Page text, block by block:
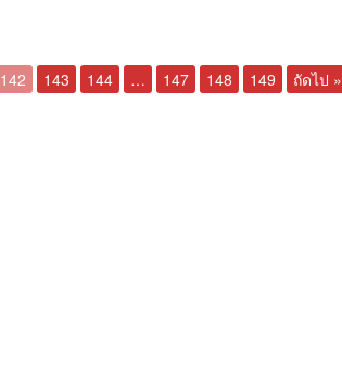
142 143 144 … 147 148 149 ถัดไป »